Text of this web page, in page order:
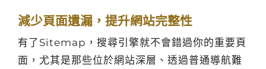
減少頁面遺漏，提升網站完整性
有了Sitemap，搜尋引擎就不會錯過你的重要頁
面，尤其是那些位於網站深層、透過普通導航難